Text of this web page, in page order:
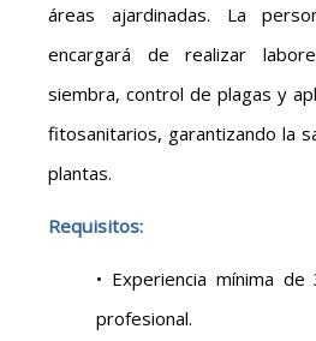
áreas ajardinadas. La
encargará de realizar
siembra, control de plagas y
fitosanitarios, garantizando la
plantas.
Requisitos:
• Experiencia mínima
profesional.